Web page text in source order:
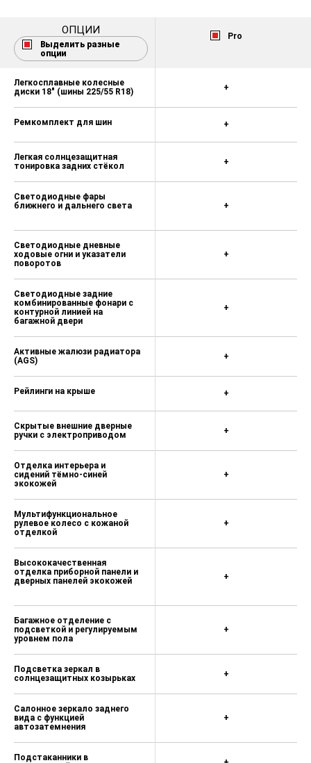
сидений
Обогрев форсунок омывателя
лобового стекла и зоны покоя
Обогрев рулевого колеса
электрорегулировкой в 6
направлениях
Функция горизонтального
Спинки сидений второго ряда с
соотношении 60:40
и электроприводом складывания
Электростеклоподъемники
функцией защиты от защемления
Цифровая приборная панель
Мультимедийная система с
сенсорным экраном диагональю
15,4" с Bluetooth
Аудиосистема с 6 динамиками
Функция дублирования экрана
смартфона на мультимедийном
дисплее
Беспроводная зарядка для
мобильных устройств
Электрическая розетка 12 В в
консоли
Разъемы USB (4)
Задние датчики парковки
Система камер кругового обзора
Круиз–контроль (CCS)
ОПЦИИ
Выделить разные
опции
Pro
Легкосплавные колесные
диски 18" (шины 225/55 R18)
Ремкомплект для шин
Легкая солнцезащитная
тонировка задних стёкол
Светодиодные фары
ближнего и дальнего света
Светодиодные дневные
ходовые огни и указатели
поворотов
Светодиодные задние
комбинированные фонари с
контурной линией на
багажной двери
Активные жалюзи радиатора
(AGS)
Рейлинги на крыше
Скрытые внешние дверные
ручки с электроприводом
Отделка интерьера и
сидений тёмно-синей
экокожей
Мультифункциональное
рулевое колесо с кожаной
отделкой
Высококачественная
отделка приборной панели и
дверных панелей экокожей
Багажное отделение с
подсветкой и регулируемым
уровнем пола
Подсветка зеркал в
солнцезащитных козырьках
Салонное зеркало заднего
вида с функцией
автозатемнения
Подстаканники в
+
+
+
+
+
+
+
+
+
+
+
+
+
+
+